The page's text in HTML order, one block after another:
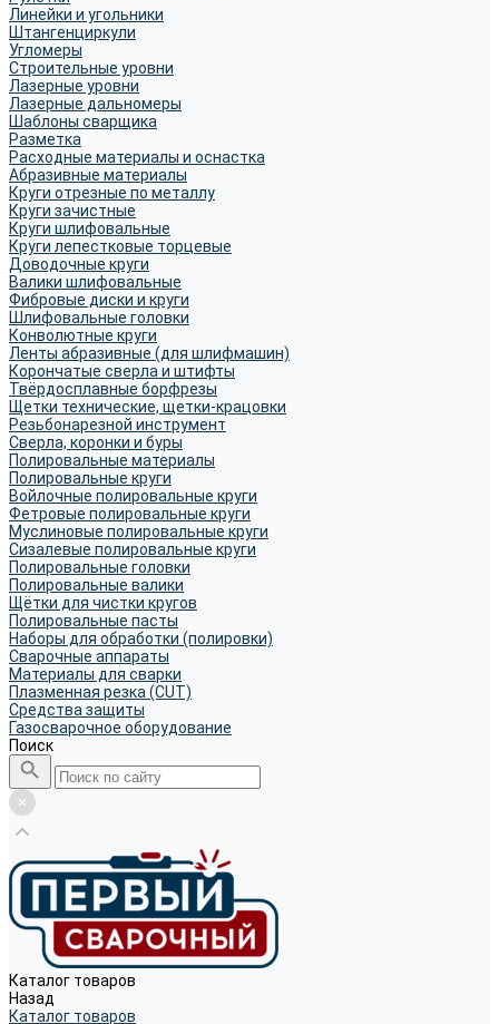
Линейки и угольники
Штангенциркули
Угломеры
Строительные уровни
Лазерные уровни
Лазерные дальномеры
Шаблоны сварщика
Разметка
Расходные материалы и оснастка
Абразивные материалы
Круги отрезные по металлу
Круги зачистные
Круги шлифовальные
Круги лепестковые торцевые
Доводочные круги
Валики шлифовальные
Фибровые диски и круги
Шлифовальные головки
Конволютные круги
Ленты абразивные (для шлифмашин)
Корончатые сверла и штифты
Твёрдосплавные борфрезы
Щетки технические, щетки-крацовки
Резьбонарезной инструмент
Сверла, коронки и буры
Полировальные материалы
Полировальные круги
Войлочные полировальные круги
Фетровые полировальные круги
Муслиновые полировальные круги
Cизалевые полировальные круги
Полировальные головки
Полировальные валики
Щётки для чистки кругов
Полировальные пасты
Наборы для обработки (полировки)
Сварочные аппараты
Материалы для сварки
Плазменная резка (CUT)
Средства защиты
Газосварочное оборудование
Поиск
Каталог товаров
Назад
Каталог товаров